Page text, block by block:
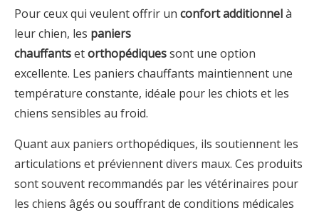
Pour ceux qui veulent offrir un confort additionnelà
leur chien, les paniers
chauffantsetorthopédiquessont une option
excellente. Les paniers chauffants maintiennent une
température constante, idéale pour les chiots et les
chiens sensibles au froid.
Quant aux paniers orthopédiques, ils soutiennent les
articulations et préviennent divers maux. Ces produits
sont souvent recommandés par les vétérinaires pour
les chiens âgés ou souffrant de conditions médicales